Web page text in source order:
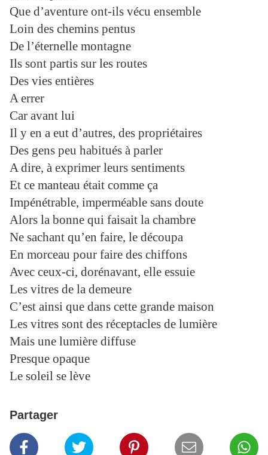
Que d’aventure ont-ils vécu ensemble
Loin des chemins pentus
De l’éternelle montagne
Ils sont partis sur les routes
Des vies entières
A errer
Car avant lui
Il y en a eut d’autres, des propriétaires
Des gens peu habitués à parler
A dire, à exprimer leurs sentiments
Et ce manteau était comme ça
Impénétrable, imperméable sans doute
Alors la bonne qui faisait la chambre
Ne sachant qu’en faire, le découpa
En morceau pour faire des chiffons
Avec ceux-ci, dorénavant, elle essuie
Les vitres de la demeure
C’est ainsi que dans cette grande maison
Les vitres sont des réceptacles de lumière
Mais une lumière diffuse
Presque opaque
Le soleil se lève
Partager